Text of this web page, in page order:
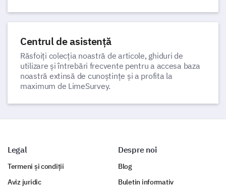
Centrul de asistență
Răsfoiți colecția noastră de articole, ghiduri de
utilizare și întrebări frecvente pentru a accesa baza
noastră extinsă de cunoștințe și a profita la
maximum de LimeSurvey.
Legal
Termeni și condiții
Aviz juridic
Despre noi
Blog
Buletin informativ